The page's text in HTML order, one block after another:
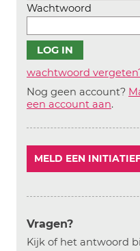
Wachtwoord
wachtwoord
Nog geen account?
een account aan.
MELD EEN
Vragen?
Kijk of het antwoord